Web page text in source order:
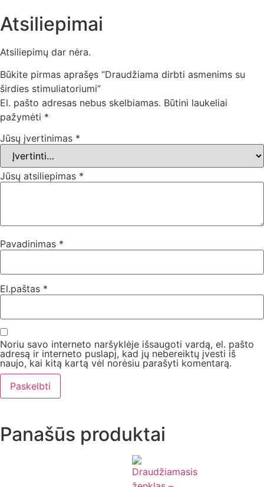
Atsiliepimai
Atsiliepimų dar nėra.
Būkite pirmas aprašęs “Draudžiama dirbti asmenims su
širdies stimuliatoriumi”
El. pašto adresas nebus skelbiamas. Būtini laukeliai
pažymėti *
Jūsų įvertinimas *
Jūsų atsiliepimas *
Pavadinimas *
El.paštas *
Noriu savo interneto naršyklėje išsaugoti vardą, el. pašto
adresą ir interneto puslapį, kad jų nebereiktų įvesti iš
naujo, kai kitą kartą vėl norėsiu parašyti komentarą.
Panašūs produktai